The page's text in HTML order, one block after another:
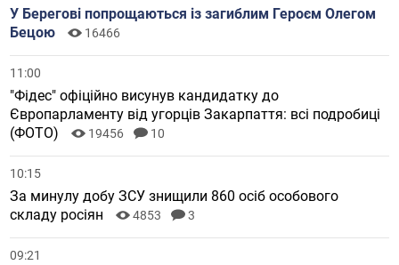
У Берегові попрощаються із загиблим Героєм Олегом
Бецою
16466
11:00
"Фідес" офіційно висунув кандидатку до
Європарламенту від угорців Закарпаття: всі подробиці
(ФОТО)
19456 10
10:15
За минулу добу ЗСУ знищили 860 осіб особового
складу росіян
4853 3
09:21